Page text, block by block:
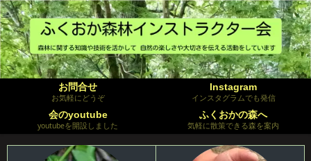
お問合せ
お気軽にどうぞ
Instagram
インスタグラムでも発信
会のyoutube
youtubeを開設しました
ふくおかの森へ
気軽に散策できる森を案内